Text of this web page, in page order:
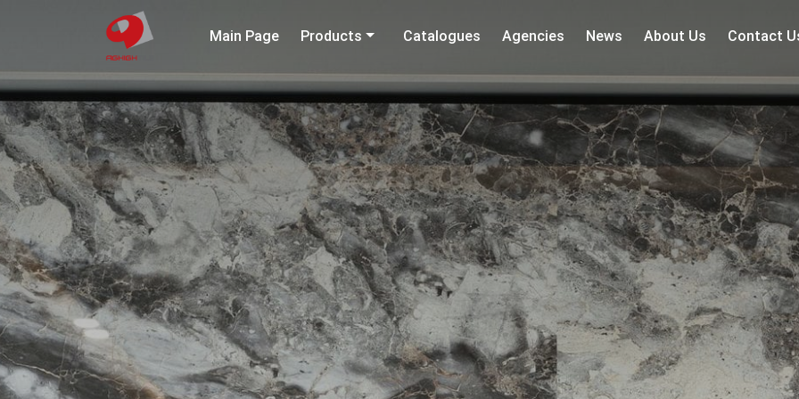
Main Page Products Catalogues Agencies News About Us Contact